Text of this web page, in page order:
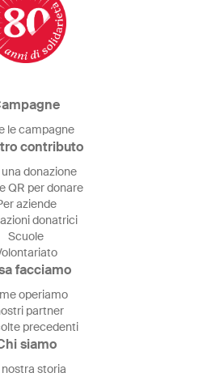
le campagne
contributo
donazione
QR per donare
aziende
donatrici
Scuole
facciamo
operiamo
partner
precedenti
siamo
nostra storia